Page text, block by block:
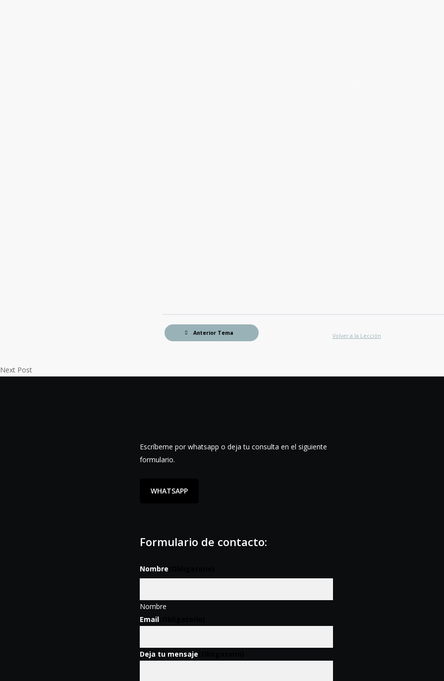
Anterior Tema Volver a la Lección
Next Post
Escríbeme por whatsapp o deja tu consulta en el siguiente
formulario.
WHATSAPP
Formulario de contacto:
Nombre
Nombre
Email
Deja tu mensaje